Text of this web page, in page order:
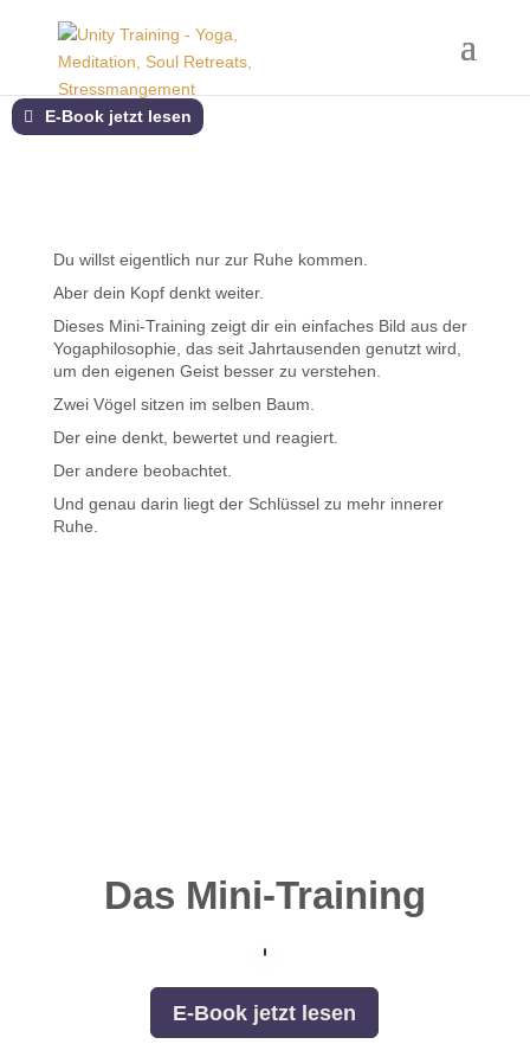
E-Book jetzt lesen
Du willst eigentlich nur zur Ruhe kommen.
Aber dein Kopf denkt weiter.
Dieses Mini-Training zeigt dir ein einfaches Bild aus der
Yogaphilosophie, das seit Jahrtausenden genutzt wird,
um den eigenen Geist besser zu verstehen.
Zwei Vögel sitzen im selben Baum.
Der eine denkt, bewertet und reagiert.
Der andere beobachtet.
Und genau darin liegt der Schlüssel zu mehr innerer
Ruhe.
Das Mini-Training
E-Book jetzt lesen